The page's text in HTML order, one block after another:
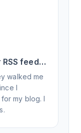
feed
walked me
I
my blog. I